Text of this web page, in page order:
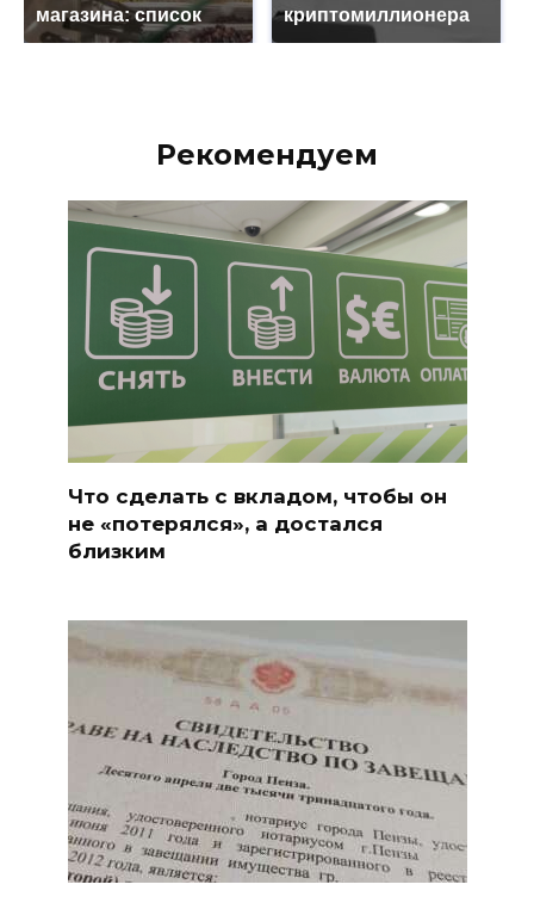
магазина: список криптомиллионера
Рекомендуем
Что сделать с вкладом, чтобы он
не «потерялся», а достался
близким